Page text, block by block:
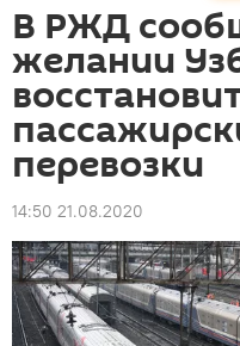
В РЖД
желании
перевозки
14:50 21.08.2020